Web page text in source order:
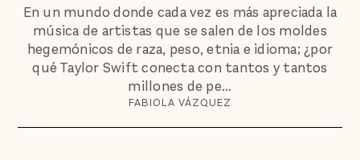
En un mundo donde cada vez es más apreciada la
música de artistas que se salen de los moldes
hegemónicos de raza, peso, etnia e idioma; ¿por
qué Taylor Swift conecta con tantos y tantos
millones de pe...
FABIOLA VÁZQUEZ